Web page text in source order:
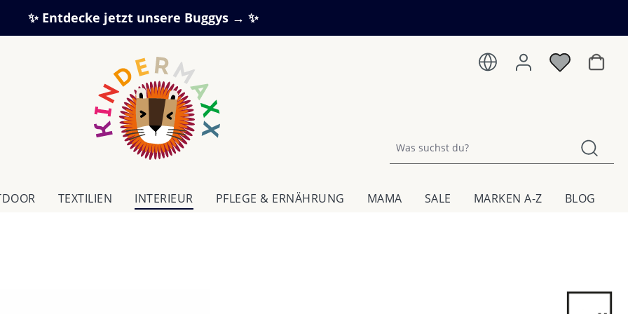
✨ Entdecke jetzt unsere Buggys → ✨
TEXTILIEN IN­TE­RI­EUR PFLEGE & ERNÄHRUNG MAMA SALE MARKEN A-Z BLOG